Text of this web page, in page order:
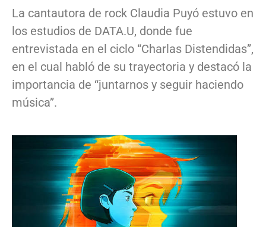
La cantautora de rock Claudia Puyó estuvo en
los estudios de DATA.U, donde fue
entrevistada en el ciclo “Charlas Distendidas”,
en el cual habló de su trayectoria y destacó la
importancia de “juntarnos y seguir haciendo
música”.